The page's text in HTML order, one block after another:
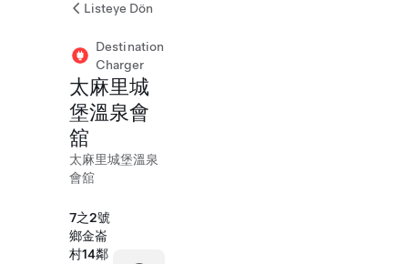
Listeye Dön
Destination
Charger
太麻里城
堡溫泉會
舘
太麻里城堡溫泉
會舘
7之2號
鄉金崙
村14鄰